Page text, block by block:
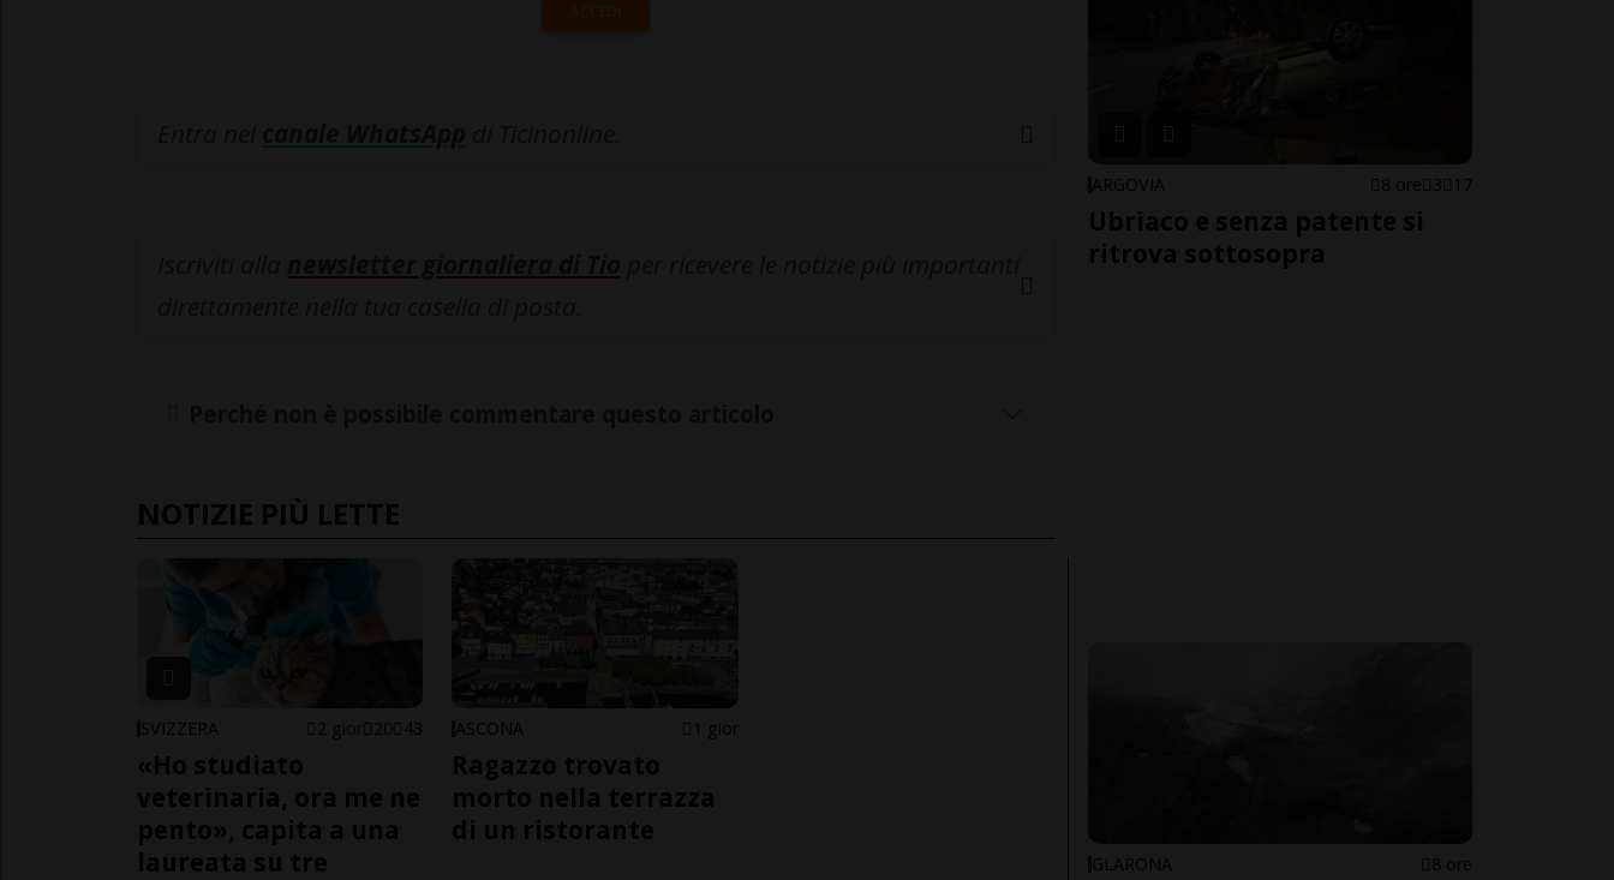
ACCEDI
NOTIZIE PIÙ LETTE
SVIZZERA 2 gior 20 43
«Ho studiato
veterinaria, ora me ne
pento», capita a una
laureata su tre
ASCONA 1 gior
Ragazzo trovato
morto nella terrazza
di un ristorante
ARGOVIA 8 ore 3 17
Ubriaco e senza patente si
ritrova sottosopra
GLARONA 8 ore